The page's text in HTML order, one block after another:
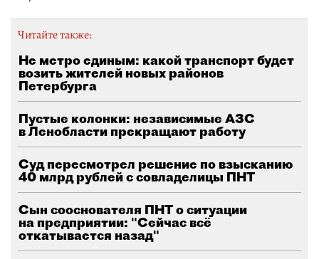
Читайте также:
Не метро единым: какой транспорт будет
возить жителей новых районов
Петербурга
Пустые колонки: независимые АЗС
в Ленобласти прекращают работу
Суд пересмотрел решение по взысканию
40 млрд рублей с совладелицы ПНТ
Сын сооснователя ПНТ о ситуации
на предприятии: "Сейчас всё
откатывается назад"